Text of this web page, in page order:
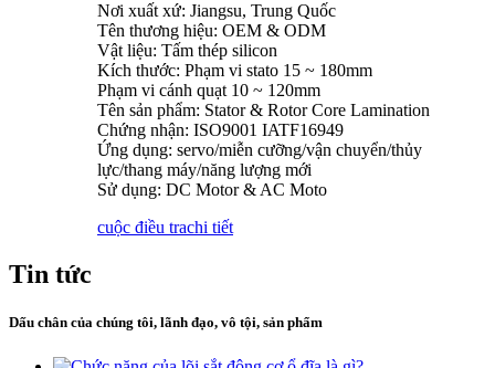
Nơi xuất xứ: Jiangsu, Trung Quốc
Tên thương hiệu: OEM & ODM
Vật liệu: Tấm thép silicon
Kích thước: Phạm vi stato 15 ~ 180mm
Phạm vi cánh quạt 10 ~ 120mm
Tên sản phẩm: Stator & Rotor Core Lamination
Chứng nhận: ISO9001 IATF16949
Ứng dụng: servo/miễn cưỡng/vận chuyển/thủy
lực/thang máy/năng lượng mới
Sử dụng: DC Motor & AC Moto
cuộc điều trachi tiết
Tin tức
Dấu chân của chúng tôi, lãnh đạo, vô tội, sản phẩm